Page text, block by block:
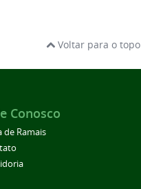
Voltar para o topo
Conosco
de Ramais